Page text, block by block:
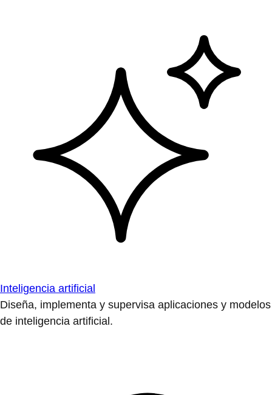
Inteligencia artificial
Diseña, implementa y supervisa aplicaciones y modelos
de inteligencia artificial.